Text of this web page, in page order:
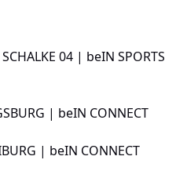
04 | beIN SPORTS
| beIN CONNECT
| beIN CONNECT